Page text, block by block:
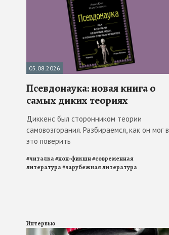
05.08.2026
Псевдонаука: новая книга о
самых диких теориях
Диккенс был сторонником теории
самовозгорания. Разбираемся, как он мог в
это поверить
#читалка#нон-фикшн#современная
литература#зарубежная литература
Интервью